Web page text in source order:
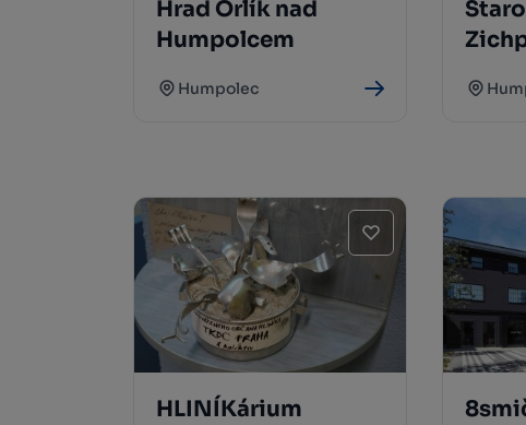
Hrad Orlík nad
Humpolcem
Humpolec
HLINÍKárium